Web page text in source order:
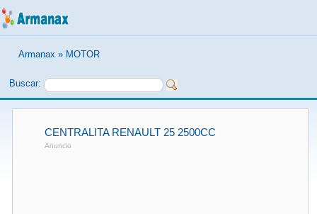
Armanax » MOTOR
Buscar:
CENTRALITA RENAULT 25 2500CC
Anuncio